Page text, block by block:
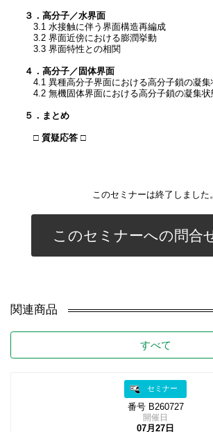
３．高分子／水界面
3.1 水接触に伴う界面構造再編成
3.2 界面近傍における膨潤挙動
3.3 界面特性との相関
４．高分子／固体界面
4.1 異種高分子界面における高分子鎖の凝集
4.2 無機固体界面における高分子鎖の凝集状
５．まとめ
□ 質疑応答 □
このセミナーは終了しました。
このセミナーへの問合
関連商品
すべて
セミナー
番号 B260727
開催日
07月27日